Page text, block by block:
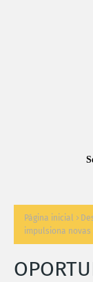
Página inicial
impulsiona